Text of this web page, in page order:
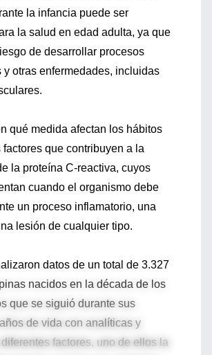
la infancia puede ser
la salud en edad adulta, ya que
de desarrollar procesos
y otras enfermedades, incluidas
qué medida afectan los hábitos
que contribuyen a la
la proteína C-reactiva, cuyos
cuando el organismo debe
un proceso inflamatorio, una
lesión de cualquier tipo.
datos de un total de 3.327
nacidos en la década de los
que se siguió durante sus
de vida con analíticas y
factores, uno de ellos la